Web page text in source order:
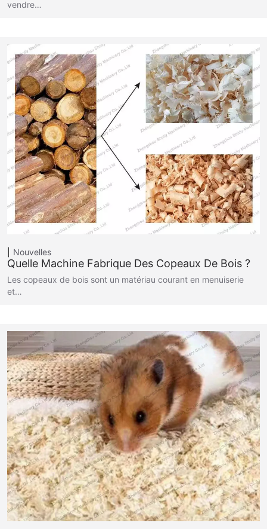
vendre…
Nouvelles
Quelle Machine Fabrique Des Copeaux De Bois ?
Les copeaux de bois sont un matériau courant en menuiserie
et…